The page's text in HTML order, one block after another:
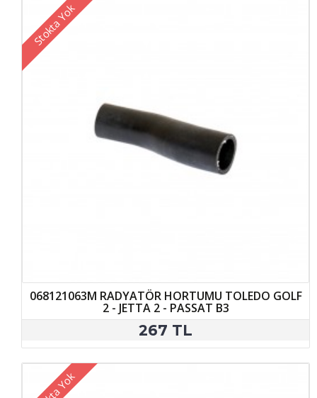
Stokta Yok
068121063M RADYATÖR HORTUMU TOLEDO GOLF
2 - JETTA 2 - PASSAT B3
267 TL